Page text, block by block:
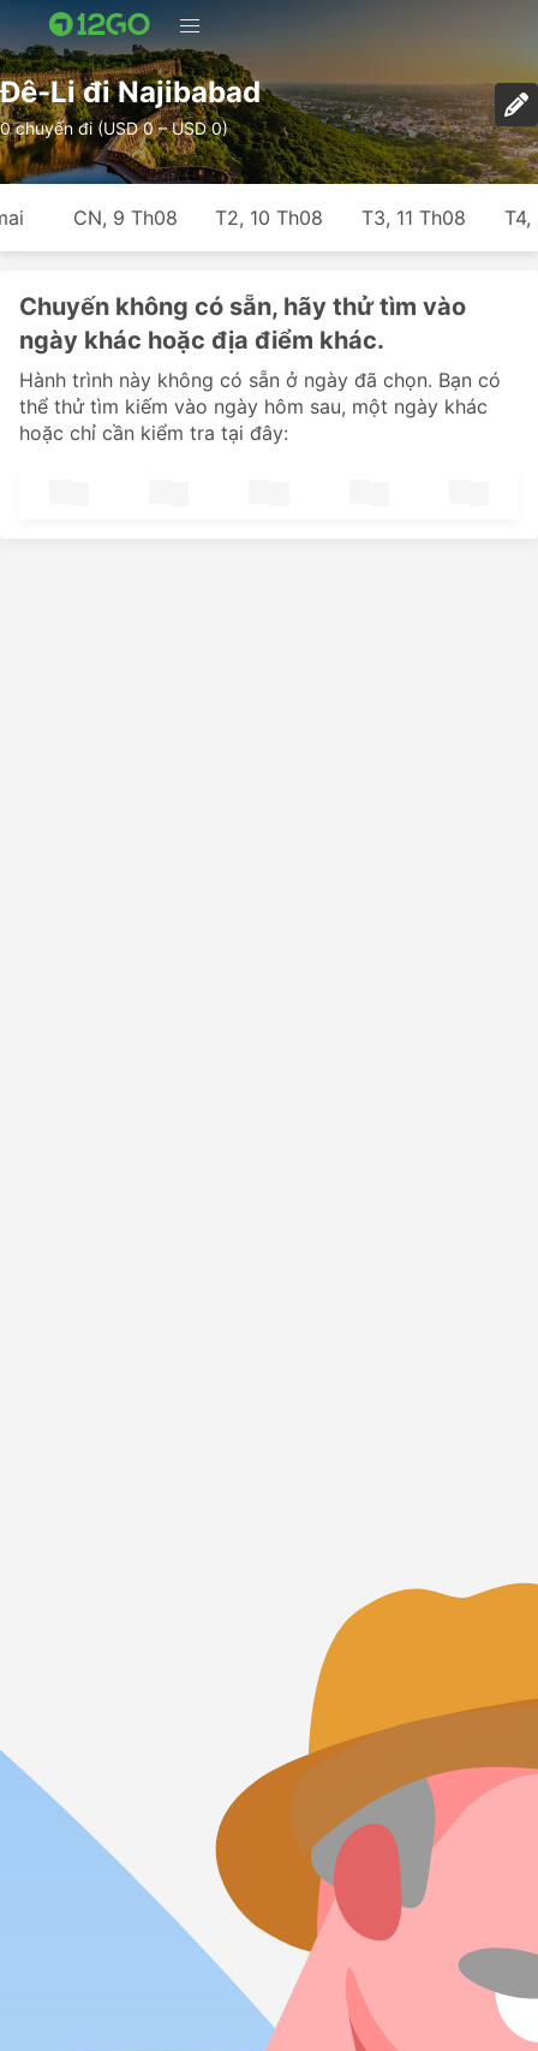
Đê-Li đi Najibabad
0 chuyến đi (USD 0 – USD 0)
CN, 9 Th08 T2, 10 Th08 T3, 11 Th08 T4,
Chuyến không có sẵn, hãy thử tìm vào
ngày khác hoặc địa điểm khác.
Hành trình này không có sẵn ở ngày đã chọn. Bạn có
thể thử tìm kiếm vào ngày hôm sau, một ngày khác
hoặc chỉ cần kiểm tra tại đây: